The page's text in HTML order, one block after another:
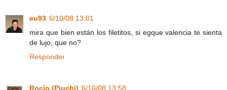
eu93 6/10/08 13:01
mira que bien están los filetitos, si egque valencia te sienta
de lujo, que no?
Responder
Rocío (Piuchi) 6/10/08 13:58